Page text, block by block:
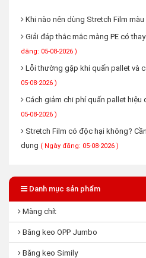
Khi nào nên dùng Stretch Film màu
Giải đáp thắc mắc màng PE có
đăng: 05-08-2026 )
Lỗi thường gặp khi quấn pallet và
05-08-2026 )
Cách giảm chi phí quấn pallet hiệu
05-08-2026 )
Stretch Film có độc hại không?
dụng ( Ngày đăng: 05-08-2026 )
Danh mục sản phẩm
Màng chít
Băng keo OPP Jumbo
Băng keo Simily